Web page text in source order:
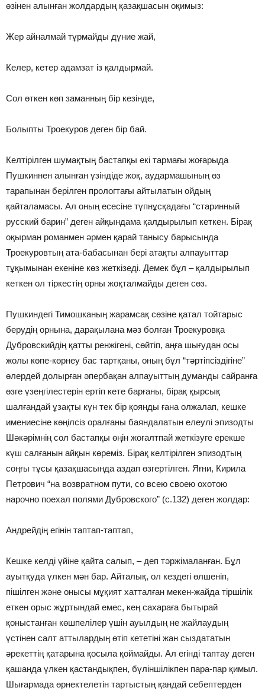
өзінен алынған жолдардың қазақшасын оқимыз:
Жер айналмай тұрмайды дүние жай,
Келер, кетер адамзат із қалдырмай.
Сол өткен көп заманның бір кезінде,
Болыпты Троекуров деген бір бай.
Келтірілген шумақтың бастапқы екі тармағы жоғарыда
Пушкиннен алынған үзіндіде жоқ, аудармашының өз
тарапынан берілген прологтағы айтылатын ойдың
қайталамасы. Ал оның есесіне түпнұсқадағы “старинный
русский барин” деген айқындама қалдырылып кеткен. Бірақ
оқырман романмен әрмен қарай танысу барысында
Троекуровтың ата-бабасынан бері атақты алпауыттар
тұқымынан екені­не көз жеткізеді. Демек бұл – қалдырылып
кеткен ол тіркестің орны жоқталмайды деген сөз.
Пушкиндегі Тимошканың жарамсақ сөзіне қатал тойтарыс
берудің орнына, дарақылана мәз болған Троекуровқа
Дубровскийдің қатты ренжігені, сөйтіп, аңға шығудан осы
жолы көпе-көрнеу бас тартқаны, оның бұл “тәртіпсіздігіне”
өлердей долырған әпербақан алпауыттың думанды сайранға
өзге үзеңгілестерін ертіп кете барғаны, бірақ қырсық
шалғандай ұзақты күн тек бір қоянды ғана олжалап, кешке
имениесіне көңілсіз оралғаны баяндалатын елеулі эпизодты
Шәкәрімнің сол бастапқы өңін жоғалтпай жеткізуге ерекше
күш салғанын айқын көреміз. Бірақ келтірілген эпизодтың
соңғы тұсы қазақшасында аздап өзгертілген. Яғни, Кирила
Петрович “на возвратном пути, со всею своею охотою
нарочно поехал полями Дубровского” (с.132) деген жолдар:
Андрейдің егінін таптап-таптап,
Кешке келді үйіне қайта салып, – деп тәржімаланған. Бұл
ауытқуда үлкен мән бар. Айталық, ол кездегі өлшеніп,
пішілген және онысы мұқият хатталған мекен-жайда тіршілік
еткен орыс жұртындай емес, кең сахараға бытырай
қоныстанған көшпелілер үшін ауылдың не жайлаудың
үстінен салт аттылардың өтіп кететіні жан сыздататын
әрекеттің қатарына қосыла қоймайды. Ал егінді таптау деген
қашанда үлкен қастандықпен, бүліншілікпен пара-пар қимыл.
Шығармада өрнектелетін тартыстың қандай себептерден